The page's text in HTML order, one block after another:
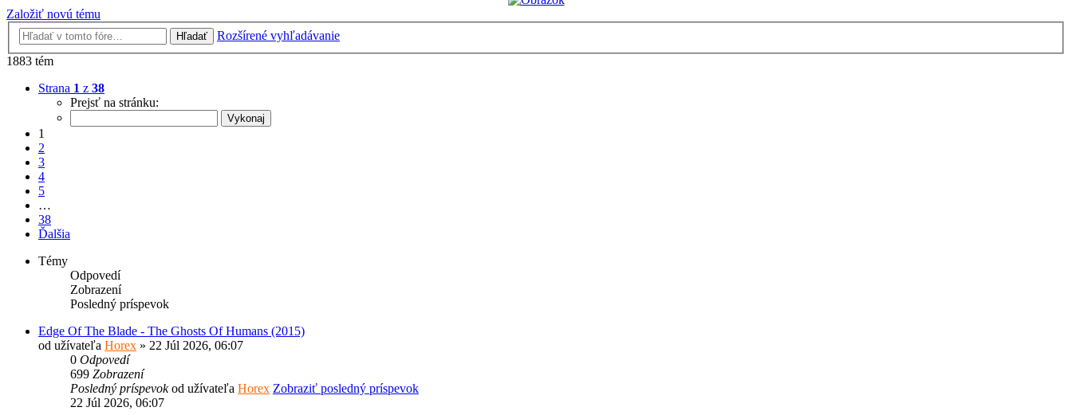
Založiť novú tému
Hľadať
Rozšírené vyhľadávanie
1883 tém
Strana 1 z 38
Prejsť na stránku:
1
2
3
4
5
…
38
Ďalšia
Témy
Odpovedí
Zobrazení
Posledný príspevok
Edge Of The Blade - The Ghosts Of Humans (2015)
od užívateľa Horex » 22 Júl 2026, 06:07
0 Odpovedí
699 Zobrazení
Posledný príspevokod užívateľa Horex Zobraziť posledný príspevok
22 Júl 2026, 06:07